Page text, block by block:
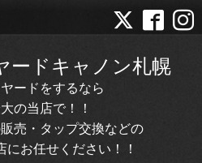
ードキャノン札幌
ードをするなら
の当店で！！
売・タップ交換などの
にお任せください！！